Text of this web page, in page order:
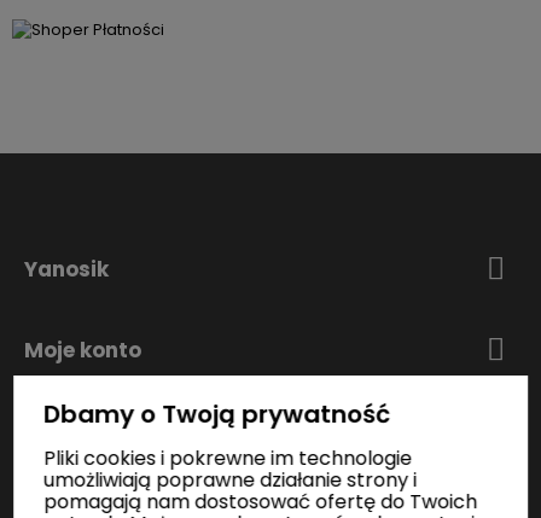
Yanosik
Moje konto
Zakupy
Informacje
Dbamy o Twoją prywatność
Pliki cookies i pokrewne im technologie
umożliwiają poprawne działanie strony i
pomagają nam dostosować ofertę do Twoich